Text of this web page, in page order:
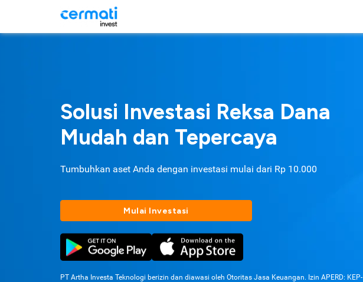
Solusi Investasi Reksa Dana
Mudah dan Tepercaya
Tumbuhkan aset Anda dengan investasi mulai dari Rp 10.000
Mulai Investasi
PT Artha Investa Teknologi berizin dan diawasi oleh Otoritas Jasa Keuangan. Izin APERD: KEP-